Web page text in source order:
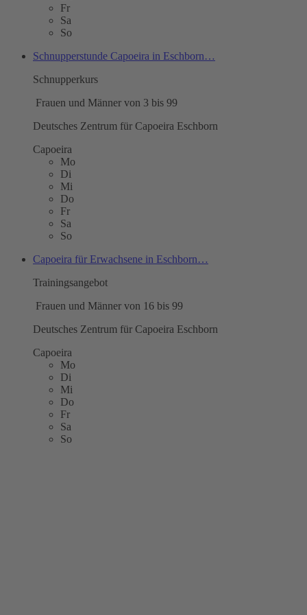
Fr
Sa
So
Schnupperstunde Capoeira in Eschborn…
Schnupperkurs
Frauen und Männer von 3 bis 99
Deutsches Zentrum für Capoeira Eschborn
Capoeira
Mo
Di
Mi
Do
Fr
Sa
So
Capoeira für Erwachsene in Eschborn…
Trainingsangebot
Frauen und Männer von 16 bis 99
Deutsches Zentrum für Capoeira Eschborn
Capoeira
Mo
Di
Mi
Do
Fr
Sa
So